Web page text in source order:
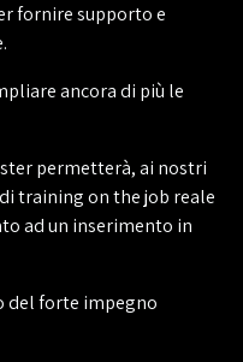
fornire supporto e
ancora di più le
permetterà, ai nostri
training on the job reale
ad un inserimento in
del forte impegno